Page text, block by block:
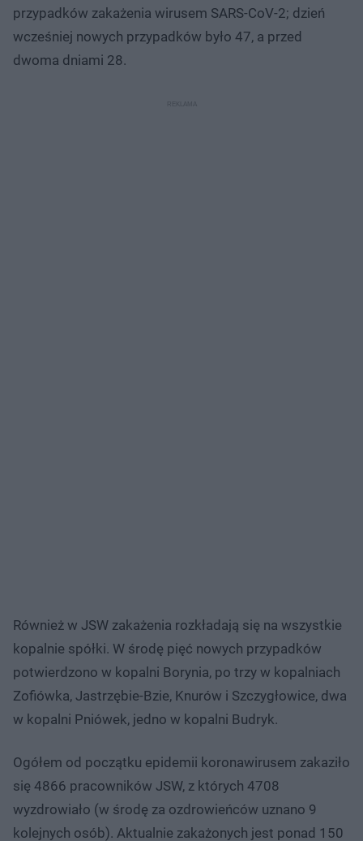
przypadków zakażenia wirusem SARS-CoV-2; dzień
wcześniej nowych przypadków było 47, a przed
dwoma dniami 28.
Również w JSW zakażenia rozkładają się na wszystkie
kopalnie spółki. W środę pięć nowych przypadków
potwierdzono w kopalni Borynia, po trzy w kopalniach
Zofiówka, Jastrzębie-Bzie, Knurów i Szczygłowice, dwa
w kopalni Pniówek, jedno w kopalni Budryk.
Ogółem od początku epidemii koronawirusem zakaziło
się 4866 pracowników JSW, z których 4708
wyzdrowiało (w środę za ozdrowieńców uznano 9
kolejnych osób). Aktualnie zakażonych jest ponad 150